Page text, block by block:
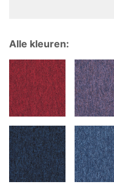
Alle kleuren: